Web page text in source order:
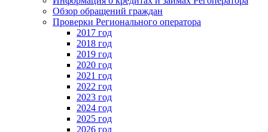
Обзор обращений граждан
Проверки Регионального оператора
2017 год
2018 год
2019 год
2020 год
2021 год
2022 год
2023 год
2024 год
2025 год
2026 год